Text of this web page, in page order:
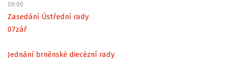
09:00
Zasedání Ústřední rady
07zář
Jednání brněnské diecézní rady